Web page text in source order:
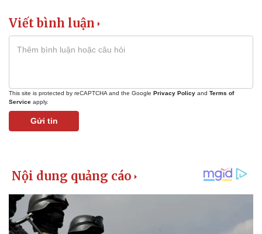
Viết bình luận
This site is protected by reCAPTCHA and the Google Privacy Policy and Terms of
Service apply.
Gửi tin